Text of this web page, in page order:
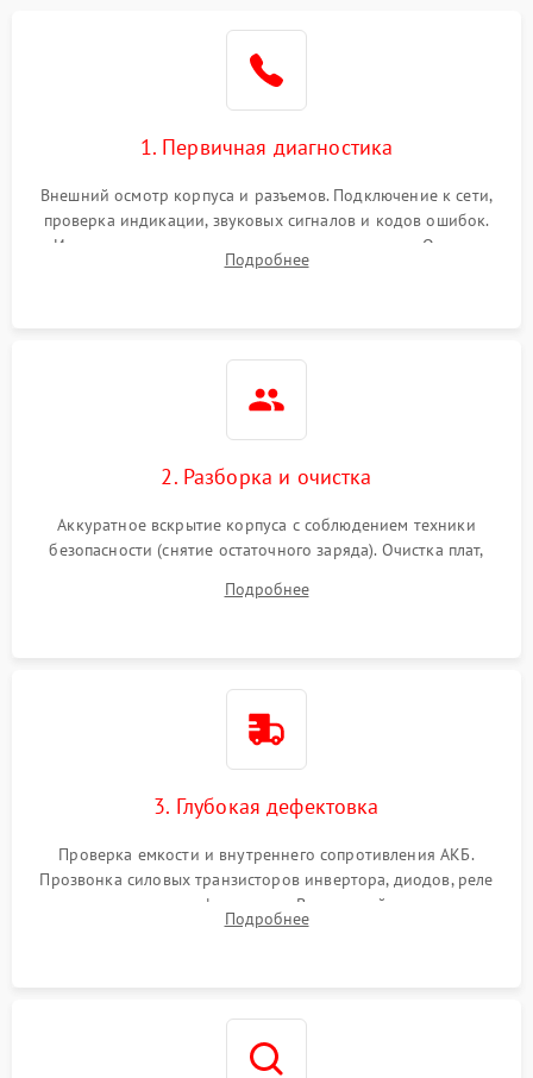
1. Первичная диагностика
Внешний осмотр корпуса и разъемов. Подключение к сети,
проверка индикации, звуковых сигналов и кодов ошибок.
Измерение входного и выходного напряжения. Оценка
реакции ИБП на отключение основного питания без
Подробнее
2. Разборка и очистка
Аккуратное вскрытие корпуса с соблюдением техники
безопасности (снятие остаточного заряда). Очистка плат,
и кистей для предотвращения перегрева и замыканий.
Подробнее
3. Глубокая дефектовка
Проверка емкости и внутреннего сопротивления АКБ.
Прозвонка силовых транзисторов инвертора, диодов, реле
переключения и трансформатора. Визуальный поиск вздутых
конденсаторов и прогаров на печатной плате.
Подробнее